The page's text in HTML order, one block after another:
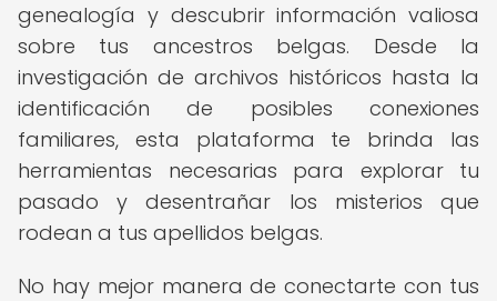
genealogía y descubrir información valiosa
sobre tus ancestros belgas. Desde la
investigación de archivos históricos hasta la
identificación de posibles conexiones
familiares, esta plataforma te brinda las
herramientas necesarias para explorar tu
pasado y desentrañar los misterios que
rodean a tus apellidos belgas.
No hay mejor manera de conectarte con tus